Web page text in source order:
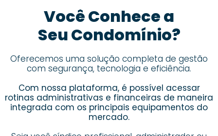
Você Conhece a
Seu Condomínio?
Oferecemos uma solução completa de gestão
com segurança, tecnologia e eficiência.
Com nossa plataforma, é possível acessar
rotinas administrativas e financeiras de maneira
integrada com os principais equipamentos do
mercado.